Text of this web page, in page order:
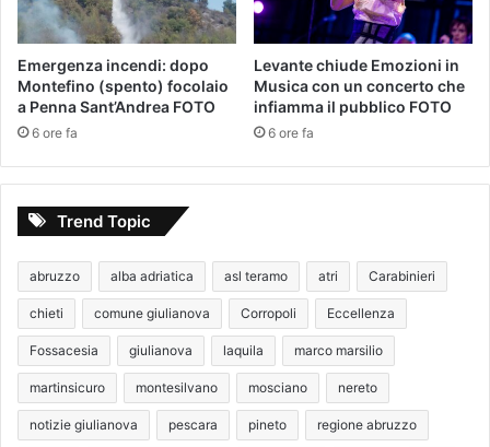
Emergenza incendi: dopo
Montefino (spento) focolaio
a Penna Sant’Andrea FOTO
6 ore fa
Levante chiude Emozioni in
Musica con un concerto che
infiamma il pubblico FOTO
6 ore fa
Trend Topic
abruzzo alba adriatica asl teramo atri Carabinieri
chieti comune giulianova Corropoli Eccellenza
Fossacesia giulianova laquila marco marsilio
martinsicuro montesilvano mosciano nereto
notizie giulianova pescara pineto regione abruzzo